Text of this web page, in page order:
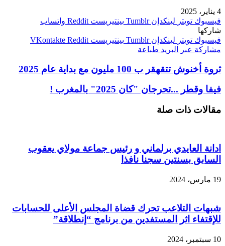
4 يناير، 2025
فيسبوك تويتر لينكدإن بينتيريست
واتساب
شاركها
فيسبوك تويتر لينكدإن بينتيريست
مشاركة عبر البريد طباعة
ثروة أخنوش تتقهقر ب 100 مليون مع بداية عام 2025
فيفا وقطر ...تحرجان "كان 2025" بالمغرب !
مقالات ذات صلة
ادانة العايدي برلماني و رئيس جماعة مولاي يعقوب
السابق بسنتين سجنا نافذا
19 مارس، 2024
شبهات التلاعب تحرك قضاة المجلس الأعلى للحسابات
للإقتفاء اثر المستفدين من برنامج “إنطلاقة”
10 سبتمبر، 2024